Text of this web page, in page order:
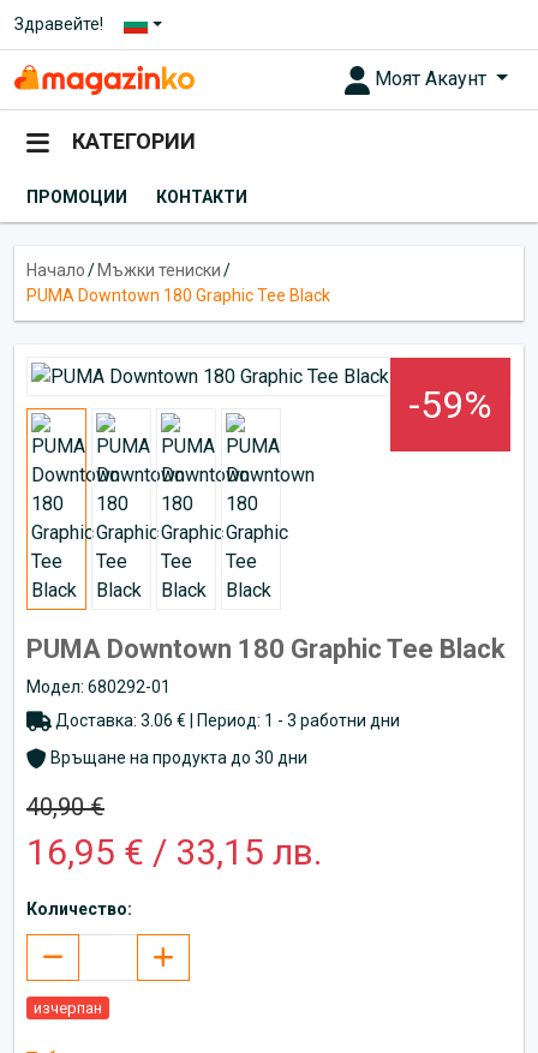
Здравейте!
Моят Акаунт
КАТЕГОРИИ
ПРОМОЦИИ КОНТАКТИ
Начало/ Мъжки тениски/
PUMA Downtown 180 Graphic Tee Black
-59%
PUMA Downtown 180 Graphic Tee Black
Модел: 680292-01
Доставка: 3.06 € | Период: 1 - 3 работни дни
Връщане на продукта до 30 дни
40,90 €
16,95 € / 33,15 лв.
Количество:
изчерпан